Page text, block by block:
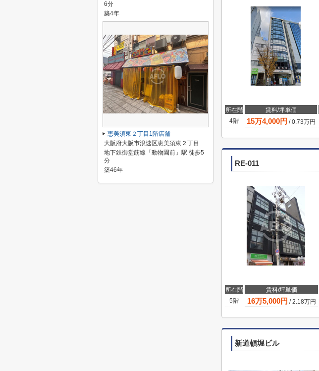
所在階 賃料/坪単価
4階
15万4,000円 /0.73万円
RE-011
所在階 賃料/坪単価
5階
16万5,000円 /2.18万円
新道頓堀ビル
6分
築4年
恵美須東２丁目1階店舗
大阪府大阪市浪速区恵美須東２丁目
地下鉄御堂筋線「動物園前」駅 徒歩5
分
築46年